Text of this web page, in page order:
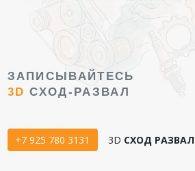
ЗАПИСЫВАЙТЕСЬ
3D СХОД-РАЗВАЛ
+7 925 780 3131 3D СХОД РАЗВАЛ